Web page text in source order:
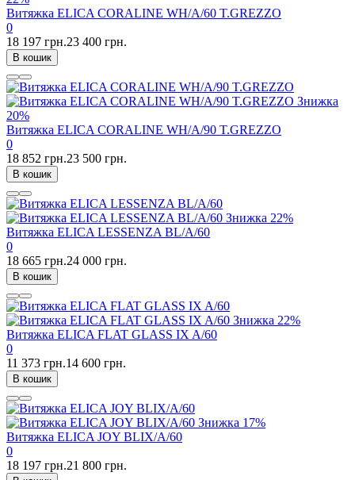
Витяжка ELICA CORALINE WH/A/60 T.GREZZO
0
18 197 грн.23 400 грн.
В кошик
Знижка
20%
Витяжка ELICA CORALINE WH/A/90 T.GREZZO
0
18 852 грн.23 500 грн.
В кошик
Знижка 22%
Витяжка ELICA LESSENZA BL/A/60
0
18 665 грн.24 000 грн.
В кошик
Знижка 22%
Витяжка ELICA FLAT GLASS IX A/60
0
11 373 грн.14 600 грн.
В кошик
Знижка 17%
Витяжка ELICA JOY BLIX/A/60
0
18 197 грн.21 800 грн.